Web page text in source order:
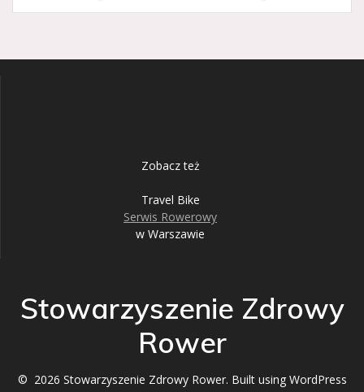
Zobacz też
Travel Bike
Serwis Rowerowy
w Warszawie
Stowarzyszenie Zdrowy
Rower
© 2026 Stowarzyszenie Zdrowy Rower. Built using WordPress